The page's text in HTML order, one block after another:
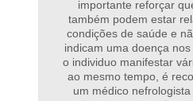
importante reforçar
também podem estar
condições de saúde e
indicam uma doença
o individuo manifestar
ao mesmo tempo, é
um médico